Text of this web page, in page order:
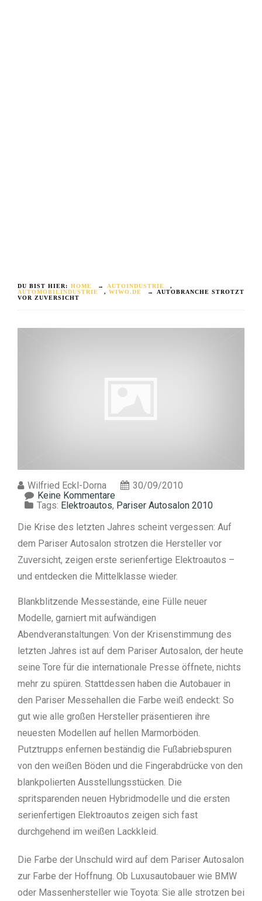
DU BIST HIER: HOME → AUTOINDUSTRIE
,
AUTOMOBILINDUSTRIE
, WIWO.DE →
AUTOBRANCHE STROTZT
VOR ZUVERSICHT
Wilfried Eckl-Dorna
30/09/2010
Keine Kommentare
Tags: Elektroautos, Pariser Autosalon 2010
Die Krise des letzten Jahres scheint vergessen: Auf
dem Pariser Autosalon strotzen die Hersteller vor
Zuversicht, zeigen erste serienfertige Elektroautos –
und entdecken die Mittelklasse wieder.
Blankblitzende Messestände, eine Fülle neuer
Modelle, garniert mit aufwändigen
Abendveranstaltungen: Von der Krisenstimmung des
letzten Jahres ist auf dem Pariser Autosalon, der heute
seine Tore für die internationale Presse öffnete, nichts
mehr zu spüren. Stattdessen haben die Autobauer in
den Pariser Messehallen die Farbe weiß endeckt: So
gut wie alle großen Hersteller präsentieren ihre
neuesten Modellen auf hellen Marmorböden.
Putztrupps enfernen beständig die Fußabriebspuren
von den weißen Böden und die Fingerabdrücke von den
blankpolierten Ausstellungsstücken. Die
spritsparenden neuen Hybridmodelle und die ersten
serienfertigen Elektroautos zeigen sich fast
durchgehend im weißen Lackkleid.
Die Farbe der Unschuld wird auf dem Pariser Autosalon
zur Farbe der Hoffnung. Ob Luxusautobauer wie BMW
oder Massenhersteller wie Toyota: Sie alle strotzen bei